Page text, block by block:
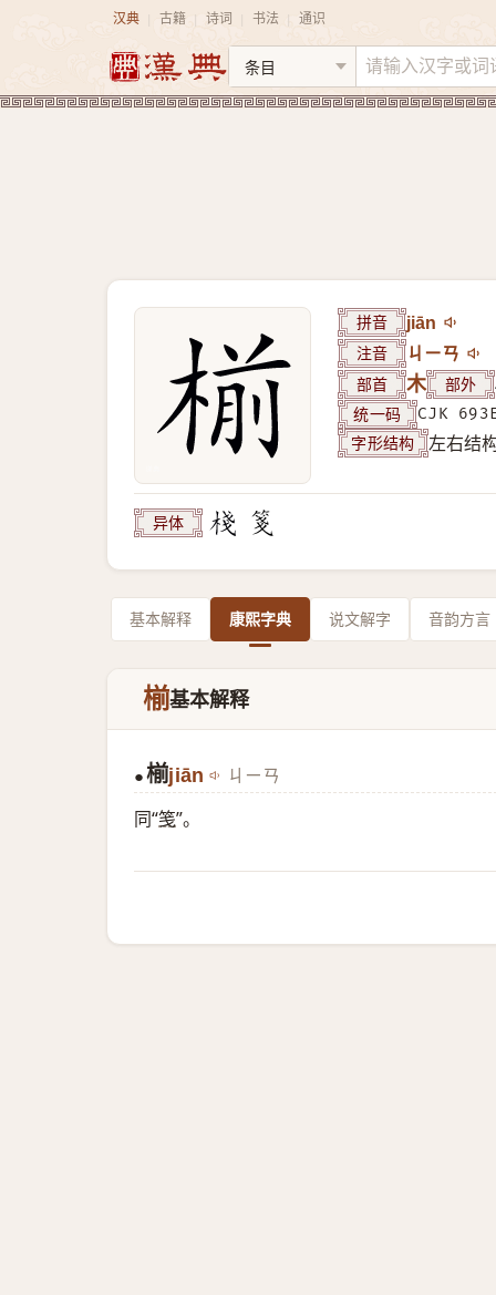
汉典 古籍 诗词 书法 通识
拼音 jiān
注音 ㄐㄧㄢ
部首 木 部外
统一码 CJK
字形结构 左右结
异体
基本解释 康熙字典 说文解字 音韵方言
椾基本解释
● 椾jiān ㄐㄧㄢ
同“笺”。